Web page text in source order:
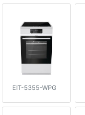
EIT-5355-WPG